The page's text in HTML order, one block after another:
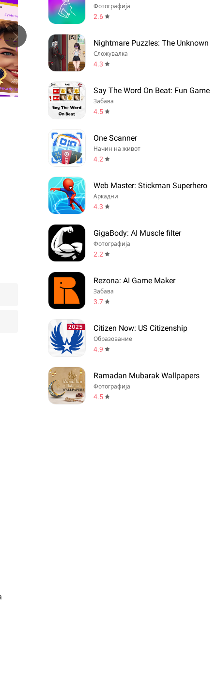
Фотографија
2.6
Nightmare Puzzles: The Unknown
Сложувалка
4.3
Say The Word On Beat: Fun Game
Забава
4.5
One Scanner
Начин на живот
4.2
Web Master: Stickman Superhero
Аркадни
4.3
GigaBody: AI Muscle filter
Фотографија
2.2
Rezona: AI Game Maker
Забава
3.7
Citizen Now: US Citizenship
Образование
4.9
Ramadan Mubarak Wallpapers
Фотографија
4.5